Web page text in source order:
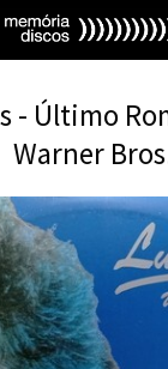
- Último
Warner